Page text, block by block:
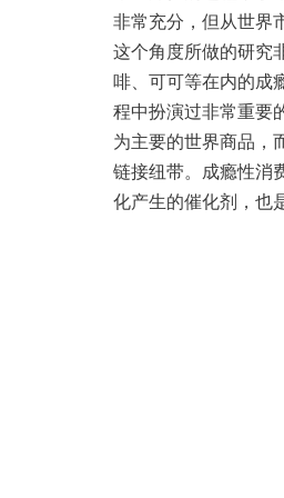
非常充分，但从世界
这个角度所做的研究
啡、可可等在内的成
程中扮演过非常重要
为主要的世界商品，
链接纽带。成瘾性消
化产生的催化剂，也